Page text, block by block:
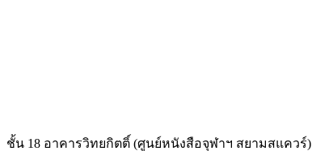
ชั้น 18 อาคารวิทยกิตติ์ (ศูนย์หนังสือจุฬาฯ สยามสแควร์)